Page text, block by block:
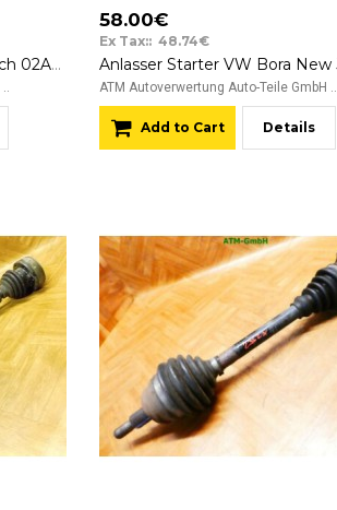
Anlasser Starter VW Bora Bosch 02A911024D 12v
58.00€
Ex Tax:: 48.74€
ATM Autoverwertung Auto-Teile GmbH ..
Add to Cart Details